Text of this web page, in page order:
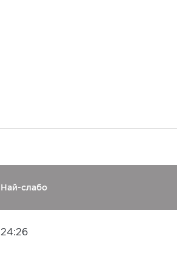
Най-слабо
24:26